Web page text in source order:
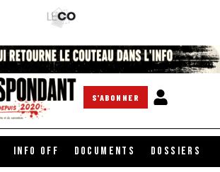
S'ABONNER
INFO OFF DOCUMENTS DOSSIERS